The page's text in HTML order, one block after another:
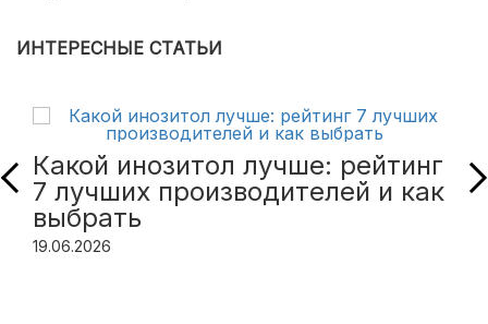
ИНТЕРЕСНЫЕ СТАТЬИ
Какой инозитол лучше: рейтинг
7 лучших производителей и как
выбрать
19.06.2026